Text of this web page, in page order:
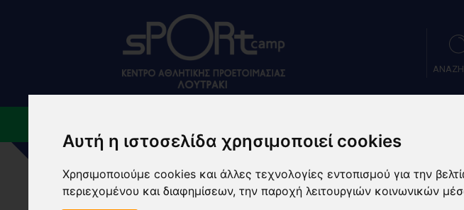
Αυτή η ιστοσελίδα χρησιμοποιεί cookies
Χρησιμοποιούμε cookies και άλλες τεχνολογίες εντοπισμού για την
περιεχομένου και διαφημίσεων, την παροχή λειτουργιών κοινωνικών
NEWS